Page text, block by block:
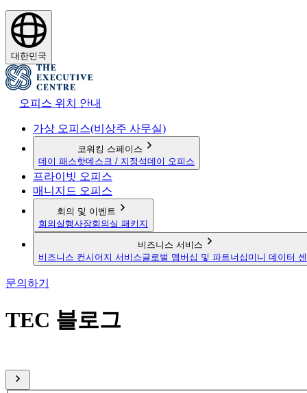
대한민국
오피스 위치 안내
가상 오피스(비상주 사무실)
코워킹 스페이스
데이 패스핫데스크 / 지정석데이 오피스
프라이빗 오피스
매니지드 오피스
회의 및 이벤트
회의실행사장회의실 패키지
비즈니스 서비스
비즈니스 컨시어지 서비스글로벌 멤버십 및 파트너십 미니 데이터
문의하기
TEC 블로그